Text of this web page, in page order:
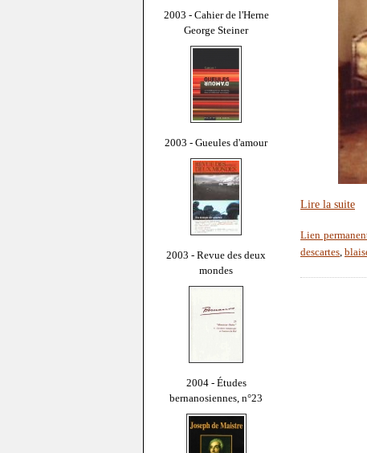
2003 - Cahier de l'Herne
George Steiner
2003 - Gueules d'amour
2003 - Revue des deux
mondes
2004 - Études
bernanosiennes, n°23
Lire la suite
Lien
descartes,